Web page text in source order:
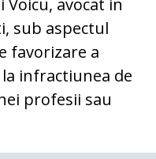
avocat in
sub aspectul
favorizare a
infractiunea de
profesii sau